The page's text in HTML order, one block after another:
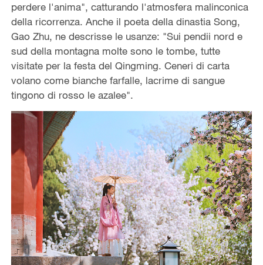
perdere l'anima", catturando l'atmosfera malinconica
della ricorrenza. Anche il poeta della dinastia Song,
Gao Zhu, ne descrisse le usanze: "Sui pendii nord e
sud della montagna molte sono le tombe, tutte
visitate per la festa del Qingming. Ceneri di carta
volano come bianche farfalle, lacrime di sangue
tingono di rosso le azalee".